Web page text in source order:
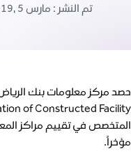
تم النشر : مارس 5 ,2019
المتخصص في تقييم مراكز
مؤخراً.